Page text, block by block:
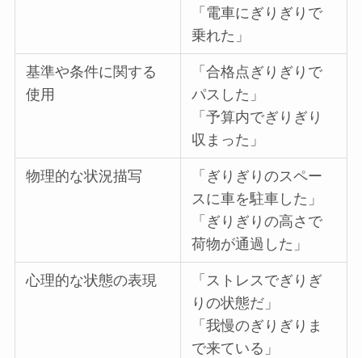
「電車にぎりぎりで
乗れた」
基準や条件に関する
使用
「合格点ぎりぎりで
パスした」
「予算内でぎりぎり
収まった」
物理的な状況描写
「ぎりぎりのスペー
スに車を駐車した」
「ぎりぎりの高さで
荷物が通過した」
心理的な状態の表現
「ストレスでぎりぎ
りの状態だ」
「我慢のぎりぎりま
で来ている」